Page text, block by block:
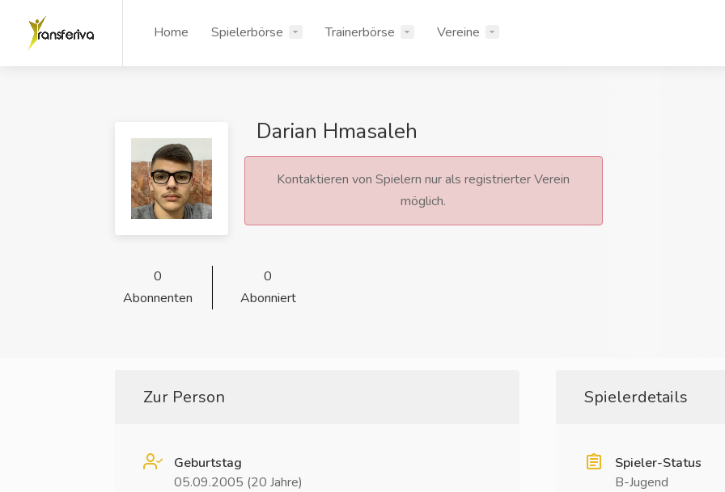
Home Spielerbörse Trainerbörse Vereine
Darian Hmasaleh
Kontaktieren von Spielern nur als registrierter Verein
möglich.
0
Abonnenten
0
Abonniert
Zur Person
Geburtstag
05.09.2005 (20 Jahre)
Spielerdetails
Spieler-Status
B-Jugend